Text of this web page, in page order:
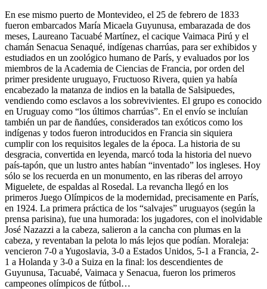
En ese mismo puerto de Montevideo, el 25 de febrero de 1833
fueron embarcados María Micaela Guyunusa, embarazada de dos
meses, Laureano Tacuabé Martínez, el cacique Vaimaca Pirú y el
chamán Senacua Senaqué, indígenas charrúas, para ser exhibidos y
estudiados en un zoológico humano de París, y evaluados por los
miembros de la Academia de Ciencias de Francia, por orden del
primer presidente uruguayo, Fructuoso Rivera, quien ya había
encabezado la matanza de indios en la batalla de Salsipuedes,
vendiendo como esclavos a los sobrevivientes. El grupo es conocido
en Uruguay como “los últimos charrúas”. En el envío se incluían
también un par de ñandúes, considerados tan exóticos como los
indígenas y todos fueron introducidos en Francia sin siquiera
cumplir con los requisitos legales de la época. La historia de su
desgracia, convertida en leyenda, marcó toda la historia del nuevo
país-tapón, que un lustro antes habían “inventado” los ingleses. Hoy
sólo se los recuerda en un monumento, en las riberas del arroyo
Miguelete, de espaldas al Rosedal. La revancha llegó en los
primeros Juego Olímpicos de la modernidad, precisamente en París,
en 1924. La primera práctica de los “salvajes” uruguayos (según la
prensa parisina), fue una humorada: los jugadores, con el inolvidable
José Nazazzi a la cabeza, salieron a la cancha con plumas en la
cabeza, y reventaban la pelota lo más lejos que podían. Moraleja:
vencieron 7-0 a Yugoslavia, 3-0 a Estados Unidos, 5-1 a Francia, 2-
1 a Holanda y 3-0 a Suiza en la final: los descendientes de
Guyunusa, Tacuabé, Vaimaca y Senacua, fueron los primeros
campeones olímpicos de fútbol…